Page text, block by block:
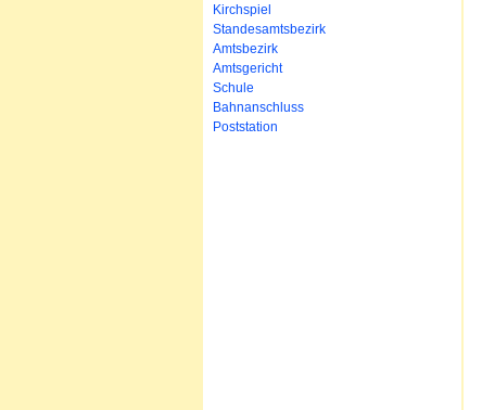
Kirchspiel
Standesamtsbezirk
Amtsbezirk
Amtsgericht
Schule
Bahnanschluss
Poststation